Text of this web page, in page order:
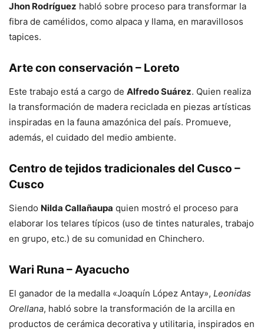
Jhon Rodríguez habló sobre proceso para transformar la
fibra de camélidos, como alpaca y llama, en maravillosos
tapices.
Arte con conservación – Loreto
Este trabajo está a cargo de Alfredo Suárez. Quien realiza
la transformación de madera reciclada en piezas artísticas
inspiradas en la fauna amazónica del país. Promueve,
además, el cuidado del medio ambiente.
Centro de tejidos tradicionales del Cusco –
Cusco
Siendo Nilda Callañaupa quien mostró el proceso para
elaborar los telares típicos (uso de tintes naturales, trabajo
en grupo, etc.) de su comunidad en Chinchero.
Wari Runa – Ayacucho
El ganador de la medalla «Joaquín López Antay», Leonidas
Orellana, habló sobre la transformación de la arcilla en
productos de cerámica decorativa y utilitaria, inspirados en